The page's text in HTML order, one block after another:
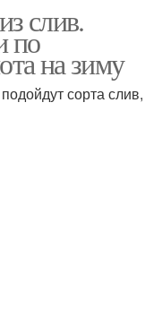
Компот из сливы
слив.
по
на зиму
сорта слив,